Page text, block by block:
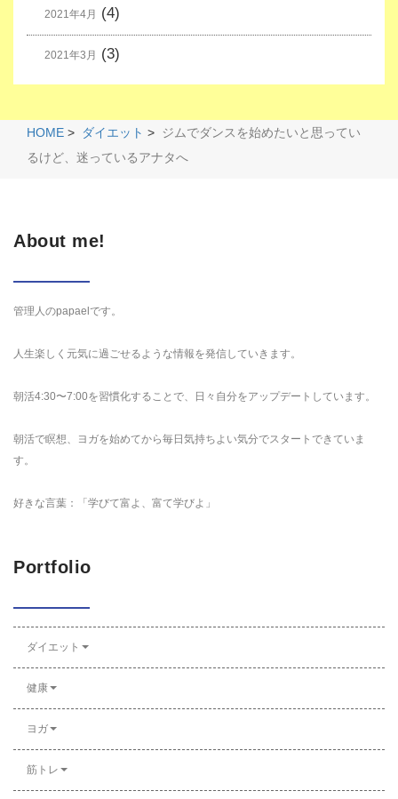
2021年4月 (4)
2021年3月 (3)
HOME > ダイエット > ジムでダンスを始めたいと思ってい
るけど、迷っているアナタへ
About me!
管理人のpapaelです。
人生楽しく元気に過ごせるような情報を発信していきます。
朝活4:30〜7:00を習慣化することで、日々自分をアップデートしています。
朝活で瞑想、ヨガを始めてから毎日気持ちよい気分でスタートできていま
す。
好きな言葉：「学びて富よ、富て学びよ」
Portfolio
ダイエット
健康
ヨガ
筋トレ